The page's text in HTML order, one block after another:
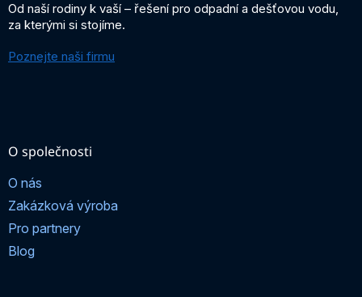
Od naší rodiny k vaší – řešení pro odpadní a dešťovou vodu,
za kterými si stojíme.
Poznejte naši firmu
O společnosti
O nás
Zakázková výroba
Pro partnery
Blog